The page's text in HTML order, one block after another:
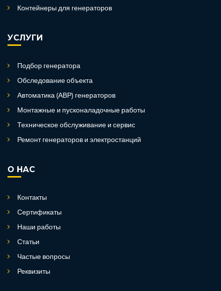
Контейнеры для генераторов
УСЛУГИ
Подбор генератора
Обследование объекта
Автоматика (АВР) генераторов
Монтажные и пусконаладочные работы
Техническое обслуживание и сервис
Ремонт генераторов и электростанций
О НАС
Контакты
Сертификаты
Наши работы
Статьи
Частые вопросы
Реквизиты